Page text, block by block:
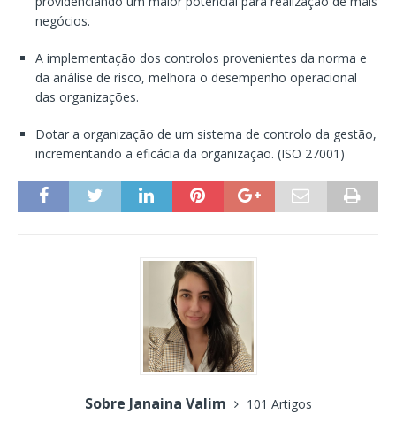
negócios.
A implementação dos controlos provenientes da norma e
da análise de risco, melhora o desempenho operacional
das organizações.
Dotar a organização de um sistema de controlo da gestão,
incrementando a eficácia da organização. (ISO 27001)
Sobre Janaina Valim
101 Artigos